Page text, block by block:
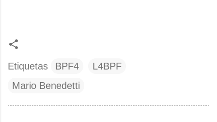
Etiquetas BPF4
L4BPF
Mario Benedetti